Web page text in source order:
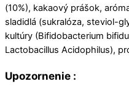
(10%), kakaový prášok,
sladidlá (sukralóza, steviol-
kultúry (Bifidobacterium
Lactobacillus Acidophilus),
Upozornenie :